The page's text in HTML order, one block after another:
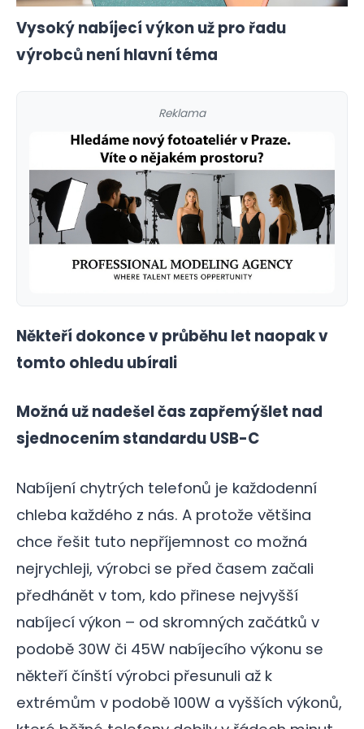
Vysoký nabíjecí výkon už pro řadu
výrobců není hlavní téma
Reklama
Někteří dokonce v průběhu let naopak v
tomto ohledu ubírali
Možná už nadešel čas zapřemýšlet nad
sjednocením standardu USB-C
Nabíjení chytrých telefonů je každodenní
chleba každého z nás. A protože většina
chce řešit tuto nepříjemnost co možná
nejrychleji, výrobci se před časem začali
předhánět v tom, kdo přinese nejvyšší
nabíjecí výkon – od skromných začátků v
podobě 30W či 45W nabíjecího výkonu se
někteří čínští výrobci přesunuli až k
extrémům v podobě 100W a vyšších výkonů,